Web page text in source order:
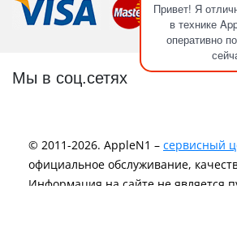
Привет! Я
в технике
оперативно
Мы в соц.сетях
© 2011-2026. AppleN1 – сервисный
официальное обслуживание,
Информация на сайте не является